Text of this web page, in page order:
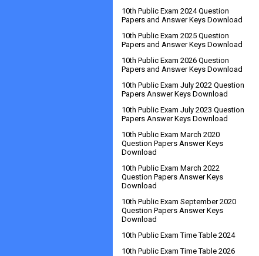
10th Public Exam 2024 Question
Papers and Answer Keys Download
10th Public Exam 2025 Question
Papers and Answer Keys Download
10th Public Exam 2026 Question
Papers and Answer Keys Download
10th Public Exam July 2022 Question
Papers Answer Keys Download
10th Public Exam July 2023 Question
Papers Answer Keys Download
10th Public Exam March 2020
Question Papers Answer Keys
Download
10th Public Exam March 2022
Question Papers Answer Keys
Download
10th Public Exam September 2020
Question Papers Answer Keys
Download
10th Public Exam Time Table 2024
10th Public Exam Time Table 2026